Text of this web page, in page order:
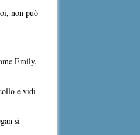
non può
Emily.
e vidi
si